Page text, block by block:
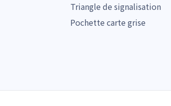
Triangle de signalisation
Pochette carte grise